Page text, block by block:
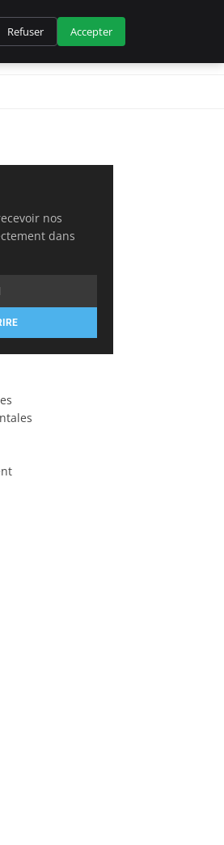
nos
dans
Refuser Accepter